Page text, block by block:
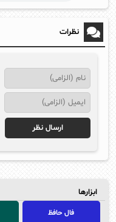
نظرات
ابزارها
فال حافظ